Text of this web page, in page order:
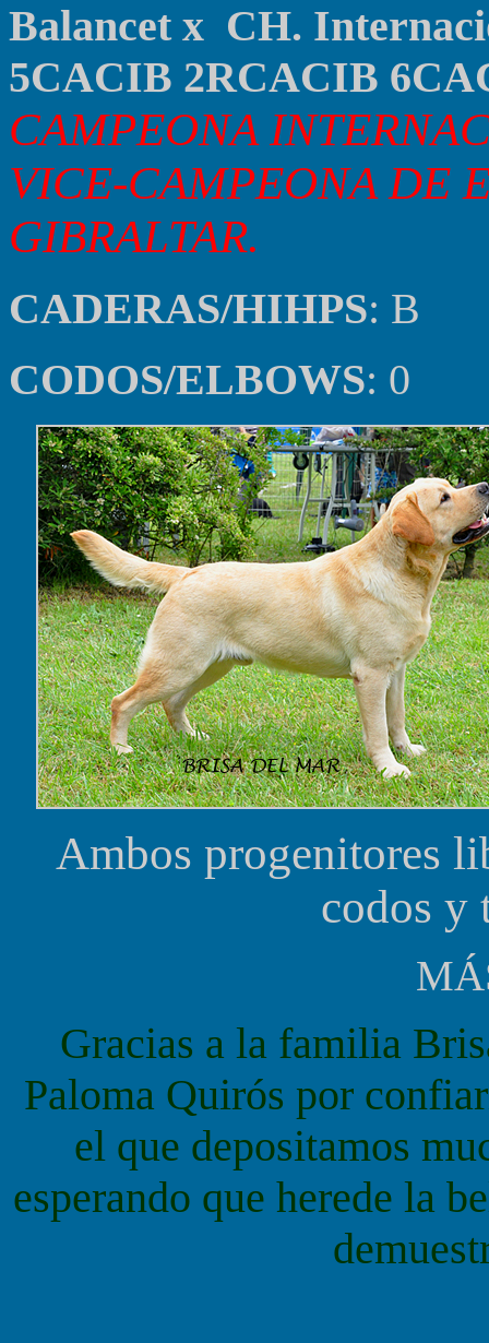
Balancet x CH.
5CACIB 2RCACIB
CAMPEONA
VICE-CAMPEONA DE
GIBRALTAR.
CADERAS/HIHPS: B
CODOS/ELBOWS: 0
Ambos progenitores
codos y
Gracias a la familia
Paloma Quirós por
el que depositamos
esperando que herede la